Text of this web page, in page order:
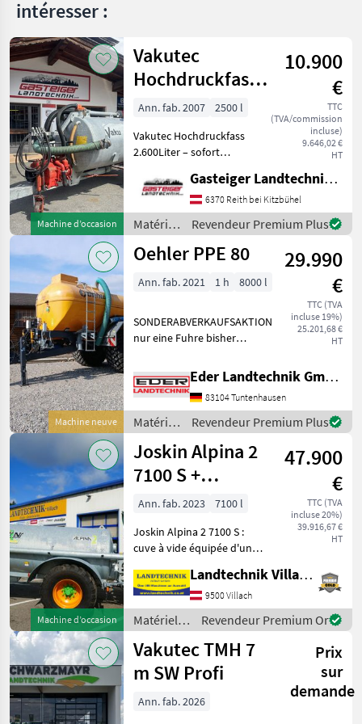
intéresser :
Machine d’occasion
Vakutec
Hochdruckfass
2600 Liter
10.900
€
TTC
(TVA/commission
incluse)
9.646,02 €
HT
Ann. fab. 2007
2500 l
Vakutec Hochdruckfass
2.600Liter – sofort
steht ein Vakutec
Hochdruckfass mit 2.500
Litern Fassungsvermögen,
Baujahr 2007 Das Fass wu
Gasteiger Landtechnik GmbH
6370 Reith bei Kitzbühel
Matériels
de
fertilisation
irrigation
Vakutec
Revendeur Premium Plus
Machine neuve
Oehler PPE 80
29.990
€
TTC (TVA
incluse 19%)
25.201,68 €
HT
Ann. fab. 2021 1 h 8000 l
SONDERABVERKAUFSAKTION
nur eine Fuhre bisher
Exzenterschneckenpumpe
Behälter: 8.000 ltr. GFK-
Tank - Unterlegkeile -
Dreikammerleuchten -
Schie
Eder Landtechnik GmbH
83104 Tuntenhausen
Matériels
de
fertilisation
et
irrigation
/ Oehler
Revendeur Premium Plus
Machine d’occasion
Joskin Alpina 2
7100 S +
épandeur à
patins de 7,5 m
47.900
€
TTC (TVA
incluse 20%)
39.916,67 €
HT
Ann. fab. 2023
7100 l
Joskin Alpina 2 7100 S :
cuve à vide équipée d'une
Pendislide Basic, épandeur
à patins d'une largeur de
travail de 7, 5 m, système
de relevage hyd
Landtechnik Villach GmbH
9500 Villach
Matériels
de
fertilisation
et
irrigation
/ Joskin
Revendeur Premium Or
Vakutec TMH 7
m SW Profi
Prix
sur
demande
Ann. fab. 2026